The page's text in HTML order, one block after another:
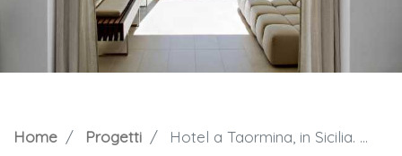
Home Progetti Hotel a Taormina, in Sicilia. 4 mini-appartamenti sulla Baia